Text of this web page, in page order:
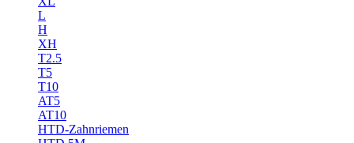
L
H
XH
T2.5
T5
T10
AT5
AT10
HTD-Zahnriemen